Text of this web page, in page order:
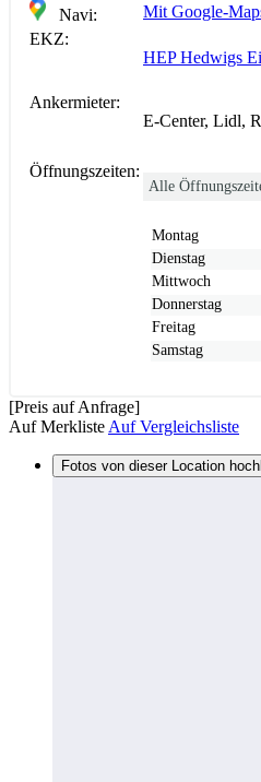
Navi:
Mit Google-
EKZ:
HEP Hedwigs
Ankermieter:
E-Center, Lidl,
Öffnungszeiten:
Alle
Montag
Dienstag
Mittwoch
Donnerstag
Freitag
Samstag
[Preis auf Anfrage]
Auf Merkliste Auf Vergleichsliste
Fotos von dieser Location